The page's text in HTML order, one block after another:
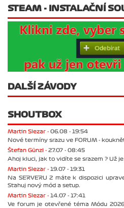
STEAM - INSTALAČNÍ
DALŠÍ ZÁVODY
SHOUTBOX
Martin Slezar - 06.08 - 19:54
Nové termíny srazu ve FORUM -
Štefan Günzl - 27.07 - 08:45
Ahoj kluci, jak to vidíte se srazem ? Už
Martin Slezar - 19.07 - 19:31
Na SERVERU 2 máte k dispozici
Stahuj nový mód a setup.
Martin Slezar - 14.07 - 17:41
Ve forum je otevřené téma Módu